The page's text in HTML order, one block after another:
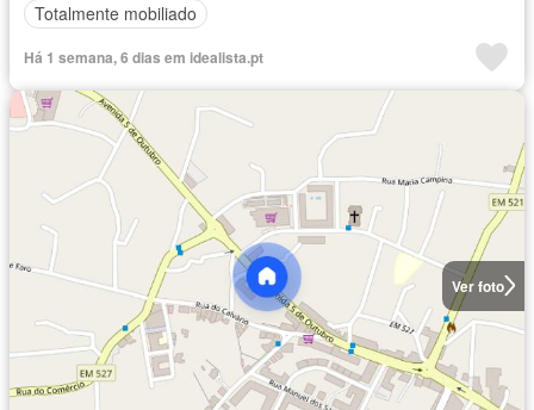
Totalmente mobiliado
Há 1 semana, 6 dias em idealista.pt
Ver foto